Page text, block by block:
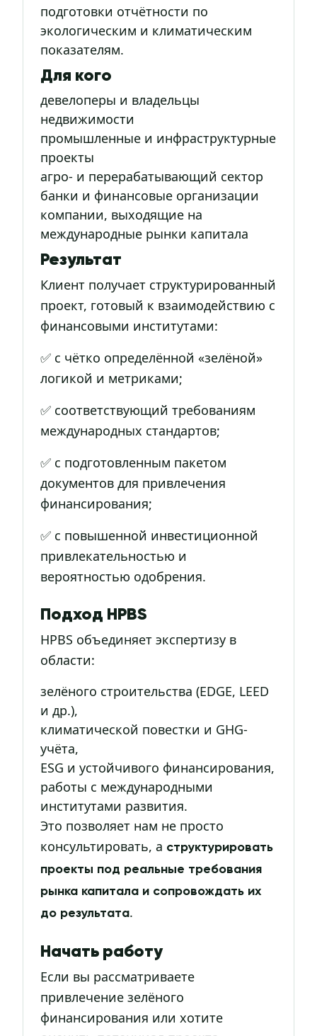
подготовки отчётности по
экологическим и климатическим
показателям.
Для кого
девелоперы и владельцы
недвижимости
промышленные и инфраструктурные
проекты
агро- и перерабатывающий сектор
банки и финансовые организации
компании, выходящие на
международные рынки капитала
Результат
Клиент получает структурированный
проект, готовый к взаимодействию с
финансовыми институтами:
✅ с чётко определённой «зелёной»
логикой и метриками;
✅ соответствующий требованиям
международных стандартов;
✅ с подготовленным пакетом
документов для привлечения
финансирования;
✅ с повышенной инвестиционной
привлекательностью и
вероятностью одобрения.
Подход HPBS
HPBS объединяет экспертизу в
области:
зелёного строительства (EDGE, LEED
и др.),
климатической повестки и GHG-
учёта,
ESG и устойчивого финансирования,
работы с международными
институтами развития.
Это позволяет нам не просто
консультировать, а структурировать
проекты под реальные требования
рынка капитала и сопровождать их
до результата.
Начать работу
Если вы рассматриваете
привлечение зелёного
финансирования или хотите